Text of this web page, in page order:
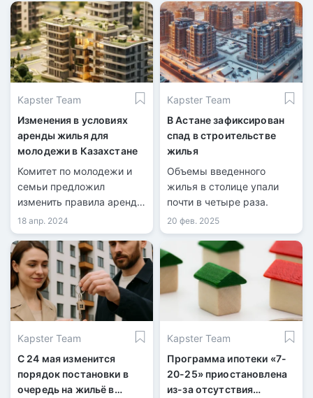
детей-сирот и тех, кто
остался без попечения
родителей, а также для
социально уязвимых
групп населения.
Kapster Team
Изменения в условиях
аренды жилья для
молодежи в Казахстане
Комитет по молодежи и
семьи предложил
изменить правила аренды
жилья для молодёжи,
утвержденные
Министерством
информации и
общественного развития
РК в 2019 году.
18 апр. 2024
Kapster Team
В Астане зафиксирован
спад в строительстве
жилья
Объемы введенного
жилья в столице упали
почти в четыре раза.
20 фев. 2025
Kapster Team
С 24 мая изменится
порядок постановки в
очередь на жильё в
Kapster Team
Программа ипотеки «7-
20-25» приостановлена
из-за отсутствия